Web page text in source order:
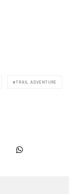
TRAIL ADVENTURE